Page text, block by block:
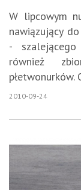
W lipcowym
nawiązujący
- szalejącego
również
2010-09-24